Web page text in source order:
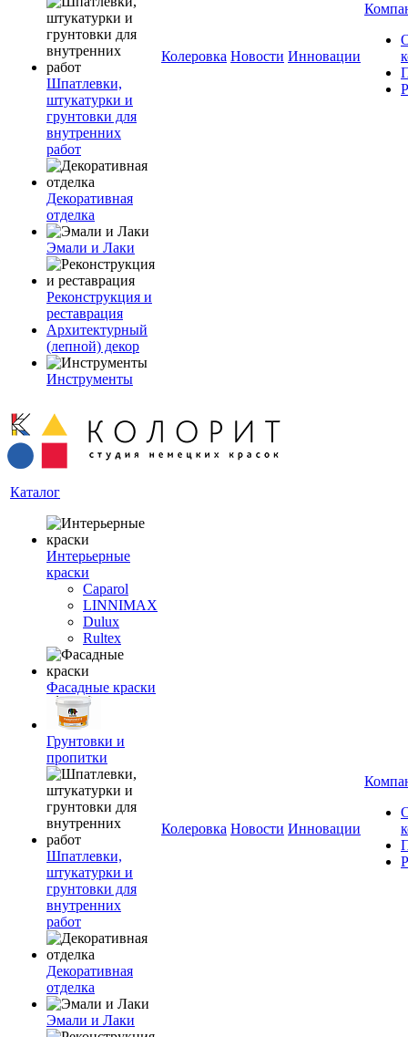
Шпатлевки,
штукатурки и
грунтовки для
внутренних
работ
Декоративная
отделка
Эмали и Лаки
Реконструкция и
реставрация
Архитектурный
(лепной) декор
Инструменты
Колеровка Новости Инновации
Каталог
Интерьерные
краски
Caparol
LINNIMAX
Dulux
Rultex
Фасадные краски
Грунтовки и
пропитки
Шпатлевки,
штукатурки и
грунтовки для
внутренних
работ
Декоративная
отделка
Эмали и Лаки
Колеровка Новости Инновации